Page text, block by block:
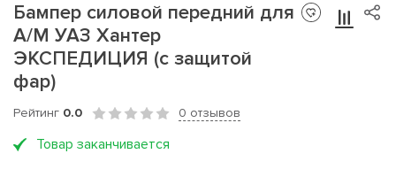
Бампер силовой передний для
А/М УАЗ Хантер
ЭКСПЕДИЦИЯ (с защитой
фар)
Рейтинг 0.0 0 отзывов
Товар заканчивается